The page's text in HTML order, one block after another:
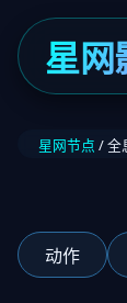
星网
星网节点 / 全
动作